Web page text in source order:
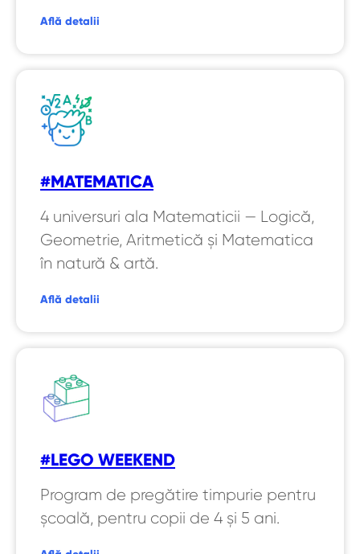
Află detalii
#MATEMATICA
4 universuri ala Matematicii — Logică,
Geometrie, Aritmetică și Matematica
în natură & artă.
Află detalii
#LEGO WEEKEND
Program de pregătire timpurie pentru
școală, pentru copii de 4 și 5 ani.